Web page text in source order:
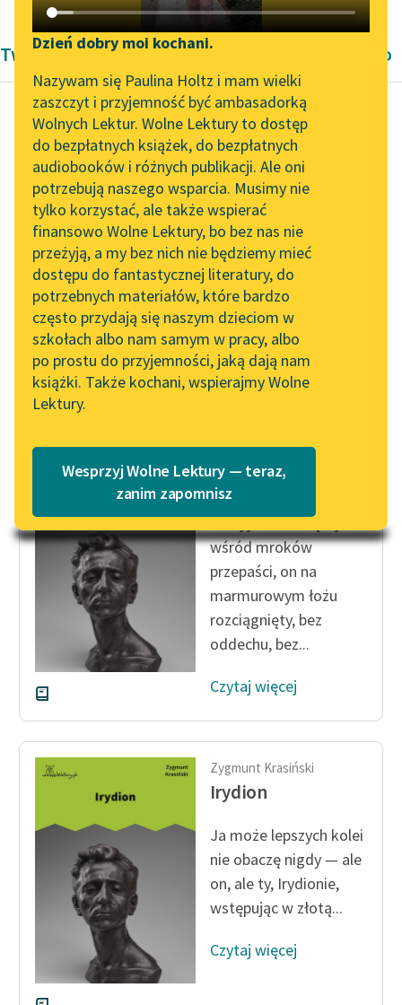
Katalog DAISY
Podkasty o książkach
Zgłoś brak utworu
Aktualności
Spotkanie z Katarzyną
Tunkiel w Oslo
Wolne Lektury na 32.
Pol’and’Rock Festivalu
„Kochanek Lady
Chatterley” do słuchania
na Wolnych Lekturach
Nowy audiobook –
„Marzenie o Oriencie”
Sophie Elkan
Kolekcja Nadwyraz.com x
Wolne Lektury – idealna na
Lektury szkolne i klasyka
literatury do słuchania dla
uczennic i uczniów z
niepełnosprawnościami
E-kolekcja lektur
szkolnych i literatury do
słuchania dla uczennic i
uczniów z
niepełnosprawnościami
Feministyczne inspiracje.
Popularyzacja
skandynawskiej literatury
feministycznej
Ręce pełne poezji
Kolekcje edukacyjne
twórców przechodzących
do domeny publicznej,
lektur szkolnych oraz
Starego Testamentu
Narzędzia
Mapa Wolnych Lektur
Leśmianator
Przewodnik dla piszących i
czytających
API
OAI-PMH
Widget Wolnych Lektur
Przypisy
Katalog w formacie PDF
Dzień dobry moi kochani.
Nazywam się Paulina Holtz i mam wielki
zaszczyt i przyjemność być ambasadorką
Wolnych Lektur. Wolne Lektury to dostęp
do bezpłatnych książek, do bezpłatnych
audiobooków i różnych publikacji. Ale oni
potrzebują naszego wsparcia. Musimy nie
tylko korzystać, ale także wspierać
finansowo Wolne Lektury, bo bez nas nie
przeżyją, a my bez nich nie będziemy mieć
dostępu do fantastycznej literatury, do
potrzebnych materiałów, które bardzo
często przydają się naszym dzieciom w
szkołach albo nam samym w pracy, albo
po prostu do przyjemności, jaką dają nam
książki. Także kochani, wspierajmy Wolne
Lektury.
Wesprzyj Wolne Lektury — teraz,
zanim zapomnisz
Twórczość Romantyzm Zygmunta Krasińskiego
Zygmunt Krasiński
Agaj-Han
Tu znów myśli inszym
udały się szlakiem,
posępniejszym,
bardziej męczącym: o
rusztowaniu — o
truciznie — o...
Czytaj więcej
Irydion
W tej jaskini leżącej
wśród mroków
przepaści, on na
marmurowym łożu
rozciągnięty, bez
oddechu, bez...
Czytaj więcej
Zygmunt Krasiński
Irydion
Ja może lepszych kolei
nie obaczę nigdy — ale
on, ale ty, Irydionie,
wstępując w złotą...
Czytaj więcej